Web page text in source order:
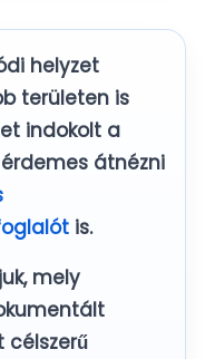
helyzet
területen is
indokolt a
átnézni
is.
mely
célszerű